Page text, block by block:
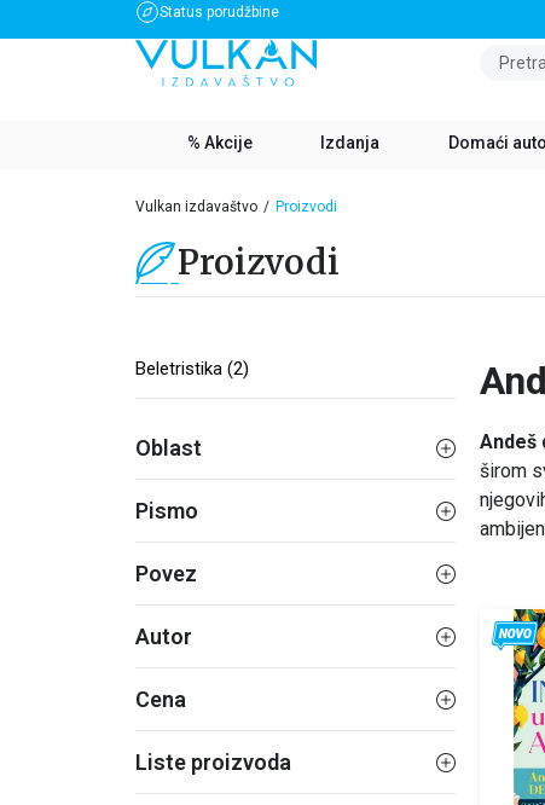
Status porudžbine
BESPLATNA DOSTAVA ZA IZNOS PREKO 3500 RSD
% Akcije Izdanja Domaći
Vulkan izdavaštvo Proizvodi
Proizvodi
Beletristika (2)
Oblast
Pismo
Povez
Autor
Cena
Liste proizvoda
Andeš
širom